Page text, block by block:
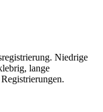
Niedrige
lange